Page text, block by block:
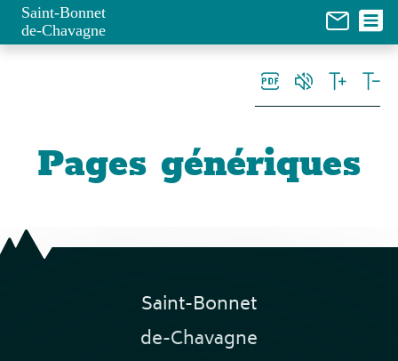
Saint-Bonnet
de-Chavagne
Pages génériques
Saint-Bonnet
de-Chavagne
Panneau de gestion des cookies